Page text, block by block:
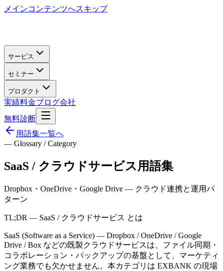
メインコンテンツへスキップ
サービス
セミナー
プロダクト
実績料金ブログ会社
無料診断
用語集一覧へ
— Glossary / Category
SaaS / クラウドサービス用語集
Dropbox・OneDrive・Google Drive — クラウド連携と運用パ
ターン
TL;DR — SaaS / クラウドサービス とは
SaaS (Software as a Service) — Dropbox / OneDrive / Google
Drive / Box などの既製クラウドサービスは、ファイル同期・
コラボレーション・バックアップの基盤として、マーケティ
ング業務でも欠かせません。本カテゴリは EXBANK の現場